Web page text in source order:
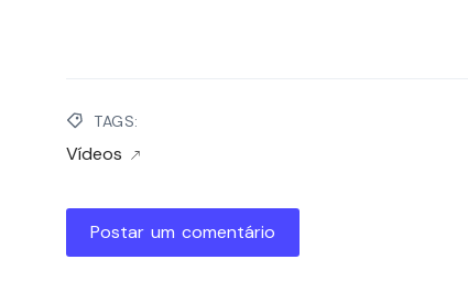
TAGS:
Vídeos
Postar um comentário